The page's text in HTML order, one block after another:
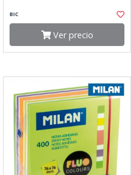
BIC
Ver precio